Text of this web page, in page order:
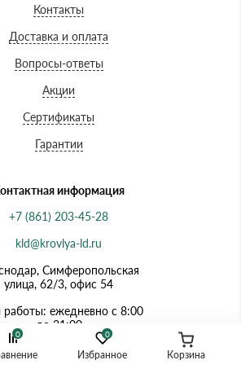
0
Избранное
0
Корзина
Контакты
Доставка и оплата
Вопросы-ответы
Акции
Сертификаты
Гарантии
информация
+7 (861) 203-45-28
kld@krovlya-ld.ru
Симферопольская
улица, 62/3, офис 54
работы: ежедневно с 8:00
до 21:00